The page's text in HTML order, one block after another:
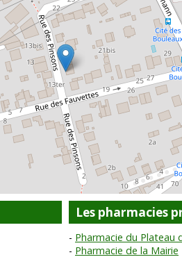
Les pharmacies
Pharmacie du Plateau
Pharmacie de la Mairie